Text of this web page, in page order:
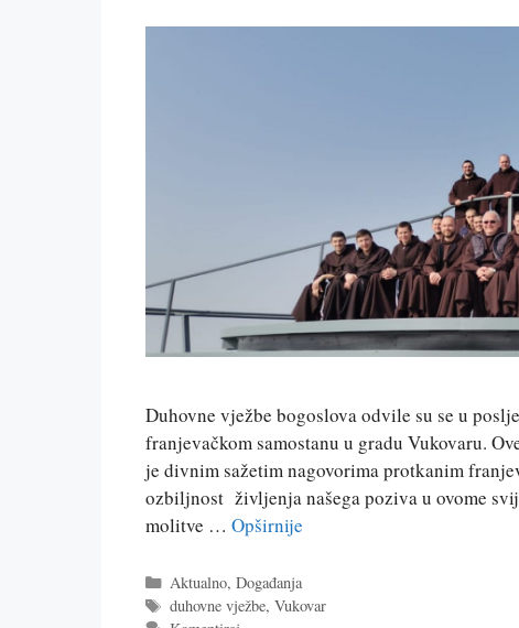
Duhovne vježbe bogoslova odvile su se u
franjevačkom samostanu u gradu Vukovaru.
je divnim sažetim nagovorima protkanim
ozbiljnost življenja našega poziva u ovome
molitve … Opširnije
Kategorije
Aktualno, Događanja
Oznake
duhovne vježbe, Vukovar